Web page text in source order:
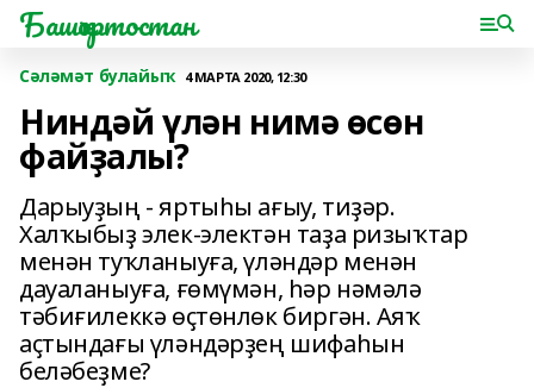
Башҡортостан
Сәләмәт булайыҡ 4 МАРТА 2020, 12:30
Ниндәй үлән нимә өсөн
файҙалы?
Дарыуҙың - яртыһы ағыу, тиҙәр.
Халҡыбыҙ элек-электән таҙа ризыҡтар
менән туҡланыуға, үләндәр менән
дауаланыуға, ғөмүмән, һәр нәмәлә
тәбиғилеккә өҫтөнлөк биргән. Аяҡ
аҫтындағы үләндәрҙең шифаһын
беләбеҙме?